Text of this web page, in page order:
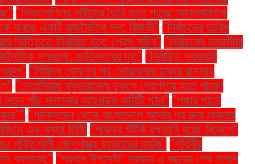
"নিভৃতপল্লির নারীদের তৈরি জুতা পাচ্ছে আন্তর্জাতিক
করছে একটি রাজনৈতিক দল: রিজভী" "নির্বাচনের তারিখ
ভিত্তিতে নির্ধারিত হবে: প্রেস সচিব" "নির্বাচনের সময়সীমা
দলগুলো: জাতিসংঘের দূত" "নির্বাচিত সরকারই
"নিষিদ্ধ ঘোষণার পর ভোরবেলায় ঢাকার রাস্তায়
"নেতানিয়াহু যুক্তরাজ্যে ঢুকলে গ্রেপ্তার হতে পারেন
নতুন পাঁচ সদস্যের আহ্বায়ক কমিটি গঠন" "পদ্মার পাড়ে
"পাকিস্তান থেকে বাংলাদেশে আসার পর রুনা লায়লার
এক বস্তা চিঠি: "পাবনার শুঁটকি রপ্তানি হচ্ছে বিদেশে"
ক্ষেপণাস্ত্র ব্যবহারের হুমকি" "পৃথিবীর
বদলাচ্ছে" "প্রধান উপদেষ্টা: সরকার এ বছরের শেষ নাগাদ